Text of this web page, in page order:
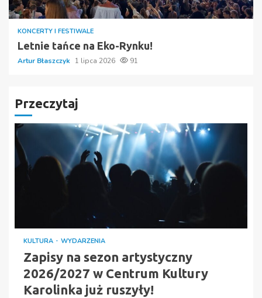
KONCERTY I FESTIWALE
Letnie tańce na Eko-Rynku!
Artur Błaszczyk 1 lipca 2026 91
Przeczytaj
KULTURA WYDARZENIA
Zapisy na sezon artystyczny
2026/2027 w Centrum Kultury
Karolinka już ruszyły!